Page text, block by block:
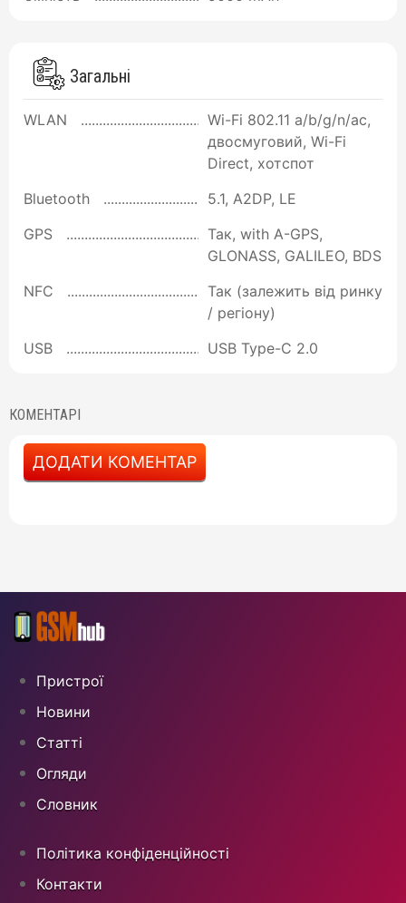
Загальні
WLAN
Wi-Fi 802.11 a/b/g/n/ac,
двосмуговий, Wi-Fi
Direct, хотспот
Bluetooth
5.1, A2DP, LE
GPS
Так, with A-GPS,
GLONASS, GALILEO, BDS
NFC
Так (залежить від ринку
/ регіону)
USB
USB Type-C 2.0
КОМЕНТАРІ
ДОДАТИ КОМЕНТАР
Пристрої
Новини
Статті
Огляди
Cловник
Політика конфіденційності
Контакти